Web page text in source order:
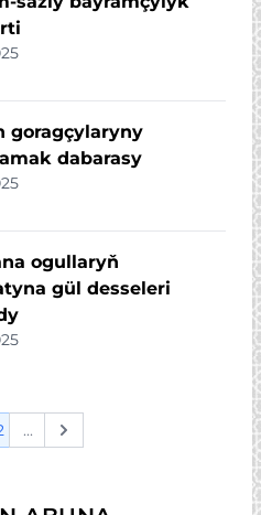
goragçylaryny
dabarasy
ogullaryň
gül desseleri
... Next